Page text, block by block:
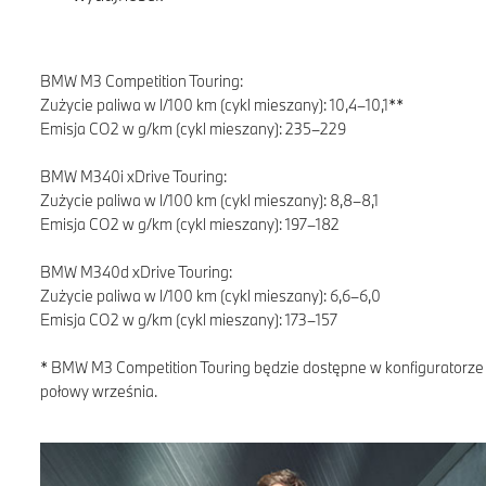
BMW M3 Competition Touring:
Zużycie paliwa w l/100 km (cykl mieszany): 10,4–10,1**
Emisja CO2 w g/km (cykl mieszany): 235–229
BMW M340i xDrive Touring:
Zużycie paliwa w l/100 km (cykl mieszany): 8,8–8,1
Emisja CO2 w g/km (cykl mieszany): 197–182
BMW M340d xDrive Touring:
Zużycie paliwa w l/100 km (cykl mieszany): 6,6–6,0
Emisja CO2 w g/km (cykl mieszany): 173–157
* BMW M3 Competition Touring będzie dostępne w
połowy września.